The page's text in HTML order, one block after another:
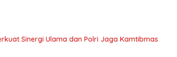
Sinergi Ulama dan Polri Jaga Kamtibmas